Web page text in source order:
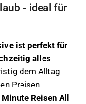
- ideal für
ist perfekt für
alles
dem Alltag
Preisen
Minute Reisen All